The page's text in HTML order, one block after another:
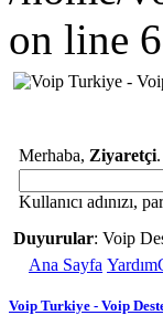
on line
Merhaba, Ziyaretçi
Kullanıcı adınızı,
Duyurular: Voip
Ana Sayfa Yardım
Voip Turkiye - Voip